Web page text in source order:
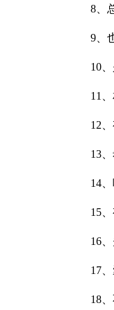
8、
9、
10
11
12
13
14
15
16
17
18